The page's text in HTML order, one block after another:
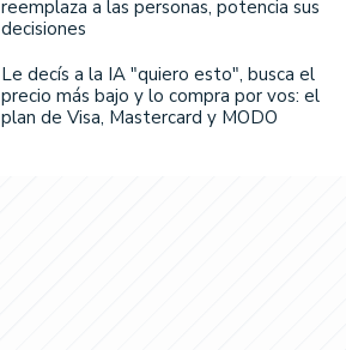
reemplaza a las personas, potencia sus
decisiones
Le decís a la IA "quiero esto", busca el
precio más bajo y lo compra por vos: el
plan de Visa, Mastercard y MODO